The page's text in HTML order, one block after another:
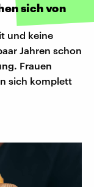
sich von
und keine
Jahren schon
Frauen
sich komplett